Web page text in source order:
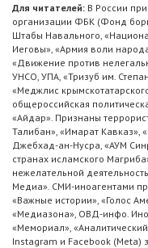
Для читателей: В России
организации ФБК (Фонд
Штабы Навального,
Иеговы», «Армия воли
«Движение против
УНСО, УПА, «Тризуб им.
«Меджлис
общероссийская
«Айдар». Признаны
Талибан», «Имарат Кавказ»,
Джебхад-ан-Нусра, «АУМ
странах исламского
нежелательной
Медиа». СМИ-иноагентами
«Важные истории», «Голос
«Медиазона», ОВД-инфо.
«Мемориал»,
Instagram и Facebook (Metа)